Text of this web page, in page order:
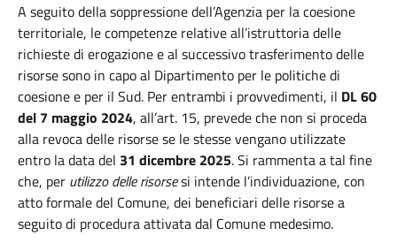
A seguito della soppressione dell’Agenzia per la coesione
territoriale, le competenze relative all’istruttoria delle
richieste di erogazione e al successivo trasferimento delle
risorse sono in capo al Dipartimento per le politiche di
coesione e per il Sud. Per entrambi i provvedimenti, il DL 60
del 7 maggio 2024, all’art. 15, prevede che non si proceda
alla revoca delle risorse se le stesse vengano utilizzate
entro la data del 31 dicembre 2025. Si rammenta a tal fine
che, per utilizzo delle risorsesi intende l’individuazione, con
atto formale del Comune, dei beneficiari delle risorse a
seguito di procedura attivata dal Comune medesimo.